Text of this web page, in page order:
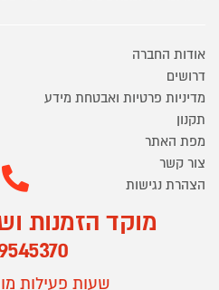
אודות החברה
דרושים
מדיניות פרטיות ואבטחת מידע
תקנון
מפת האתר
צור קשר
הצהרת נגישות
מוקד הזמנות
שעות פעילות